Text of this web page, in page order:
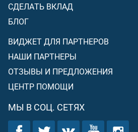
СДЕЛАТЬ ВКЛАД
БЛОГ
ВИДЖЕТ ДЛЯ ПАРТНЕРОВ
НАШИ ПАРТНЕРЫ
ОТЗЫВЫ И ПРЕДЛОЖЕНИЯ
ЦЕНТР ПОМОЩИ
МЫ В СОЦ. СЕТЯХ